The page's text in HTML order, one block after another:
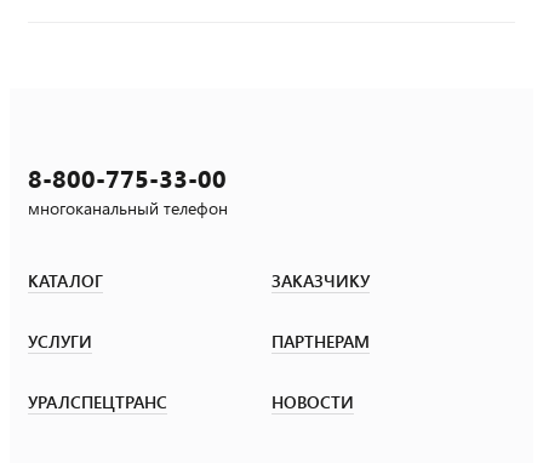
8-800-775-33-00
многоканальный телефон
КАТАЛОГ ЗАКАЗЧИКУ
УСЛУГИ ПАРТНЕРАМ
УРАЛСПЕЦТРАНС НОВОСТИ